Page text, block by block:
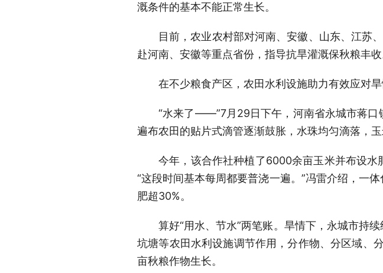
溉条件的基本不能正常生长。
目前，农业农村部对河南、安徽、山东、江苏
赴河南、安徽等重点省份，指导抗旱灌溉保秋粮丰收
在不少粮食产区，农田水利设施助力有效应对旱
“水来了——”7月29日下午，河南省永城市蒋口
遍布农田的贴片式滴管逐渐鼓胀，水珠均匀滴落，玉
今年，该合作社种植了6000余亩玉米并布设水
“这段时间基本每周都要普浇一遍。”冯雷介绍，一
肥超30%。
算好“用水、节水”两笔账。旱情下，永城市持
坑塘等农田水利设施调节作用，分作物、分区域、
亩秋粮作物生长。